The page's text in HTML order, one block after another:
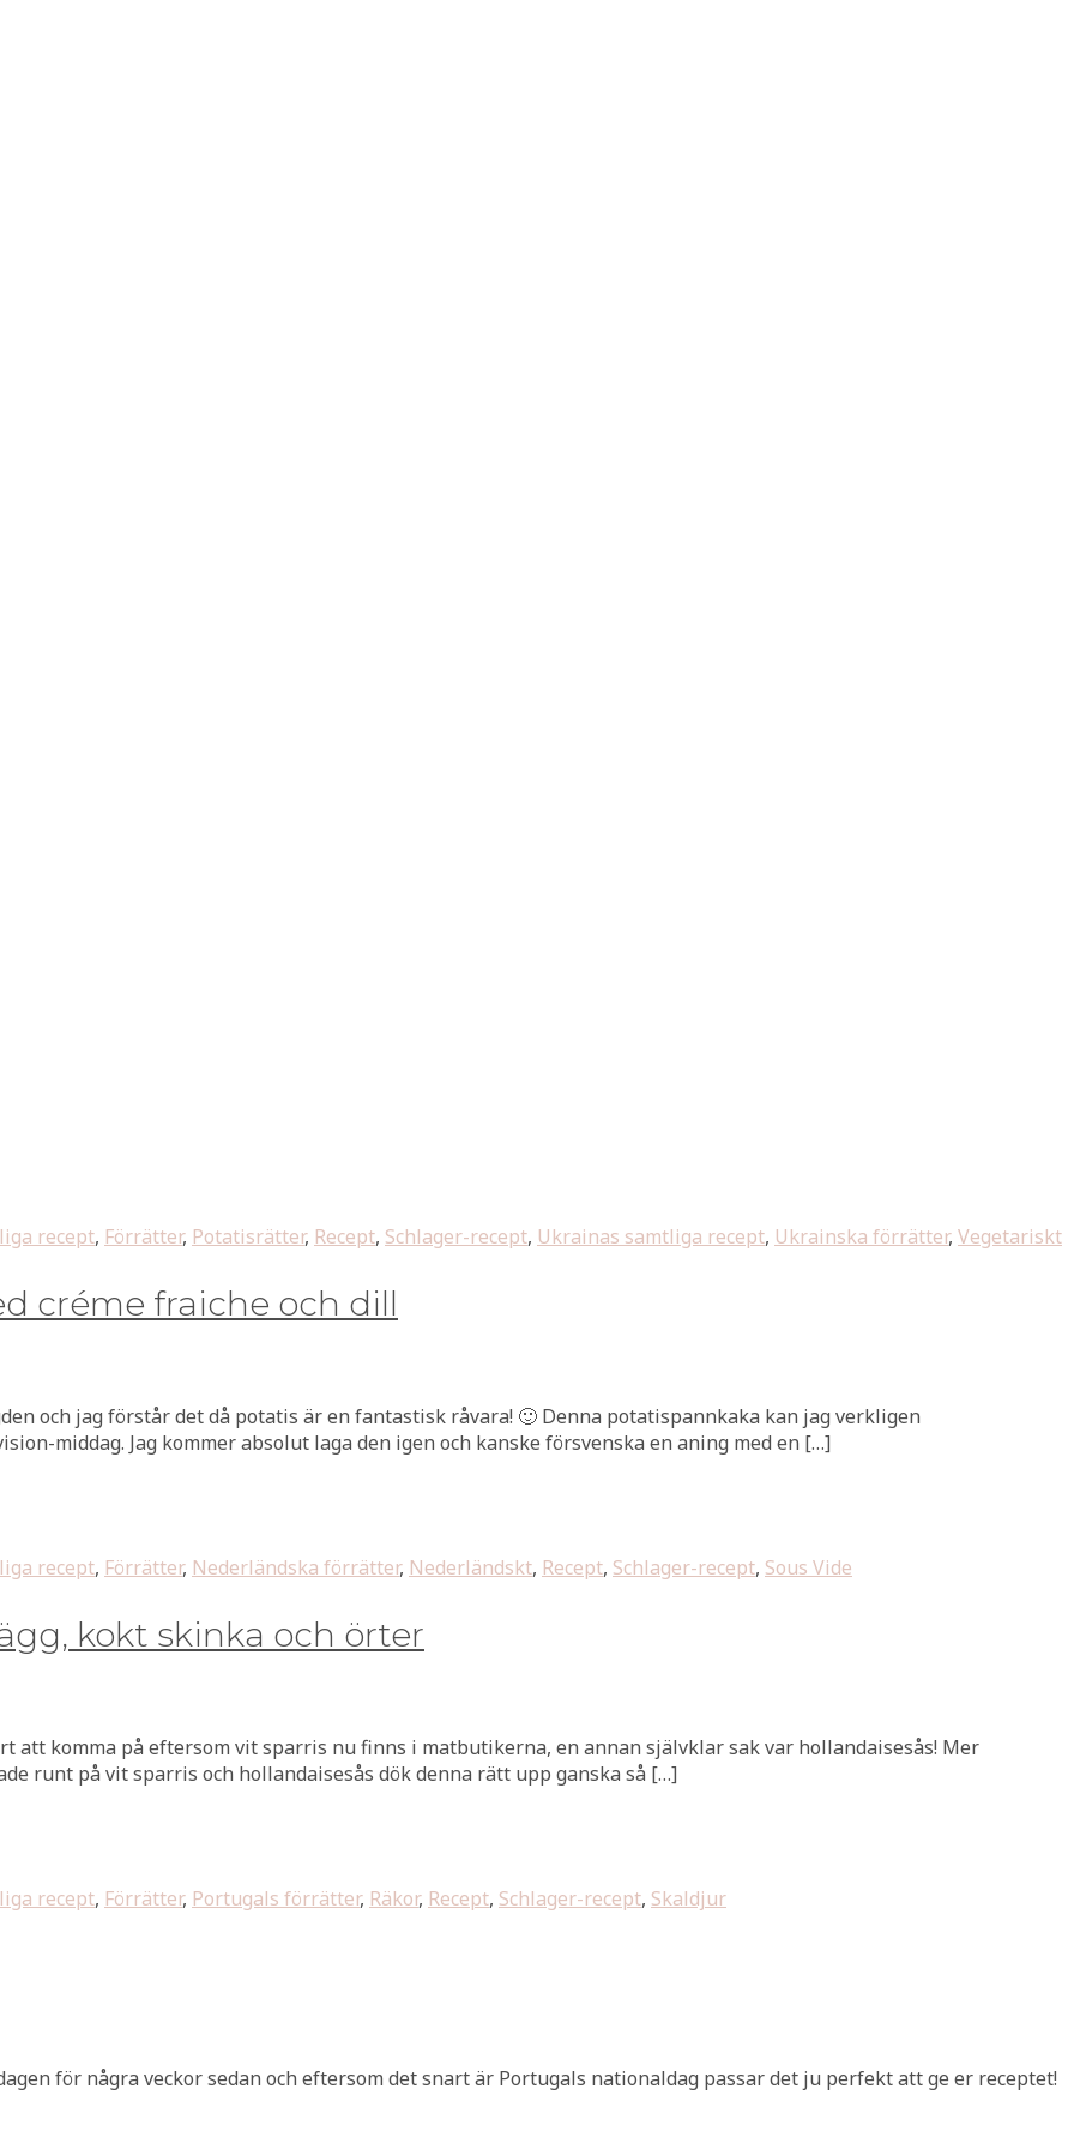
recept, Förrätter, Potatisrätter, Recept, Schlager-recept, Ukrainas samtliga recept, Ukrainska förrätter, Vegetariskt
créme fraiche och dill
och jag förstår det då potatis är en fantastisk råvara! 🙂 Denna potatispannkaka kan jag verkligen
middag. Jag kommer absolut laga den igen och kanske försvenska en aning med en […]
recept, Förrätter, Nederländska förrätter, Nederländskt, Recept, Schlager-recept, Sous Vide
kokt skinka och örter
komma på eftersom vit sparris nu finns i matbutikerna, en annan självklar sak var hollandaisesås! Mer
runt på vit sparris och hollandaisesås dök denna rätt upp ganska så […]
recept, Förrätter, Portugals förrätter, Räkor, Recept, Schlager-recept, Skaldjur
för några veckor sedan och eftersom det snart är Portugals nationaldag passar det ju perfekt att ge er receptet!